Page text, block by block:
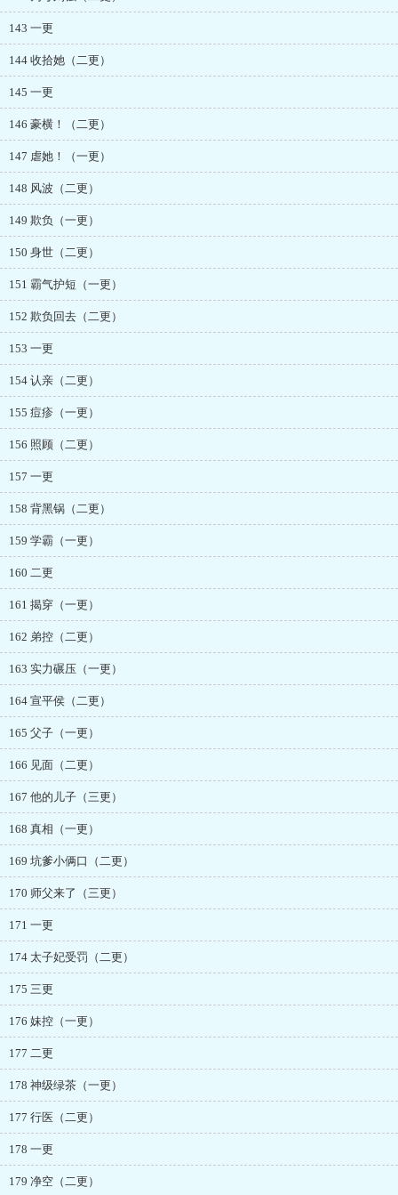
143 一更
144 收拾她（二更）
145 一更
146 豪横！（二更）
147 虐她！（一更）
148 风波（二更）
149 欺负（一更）
150 身世（二更）
151 霸气护短（一更）
152 欺负回去（二更）
153 一更
154 认亲（二更）
155 痘疹（一更）
156 照顾（二更）
157 一更
158 背黑锅（二更）
159 学霸（一更）
160 二更
161 揭穿（一更）
162 弟控（二更）
163 实力碾压（一更）
164 宣平侯（二更）
165 父子（一更）
166 见面（二更）
167 他的儿子（三更）
168 真相（一更）
169 坑爹小俩口（二更）
170 师父来了（三更）
171 一更
174 太子妃受罚（二更）
175 三更
176 妹控（一更）
177 二更
178 神级绿茶（一更）
177 行医（二更）
178 一更
179 净空（二更）